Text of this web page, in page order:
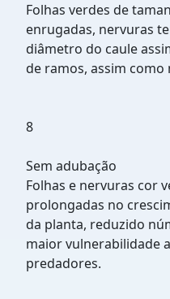
Folhas verdes de
enrugadas, nervuras
diâmetro do caule
de ramos, assim
8
Sem adubação
Folhas e nervuras cor
prolongadas no
da planta, reduzido
maior vulnerabilidade
predadores.